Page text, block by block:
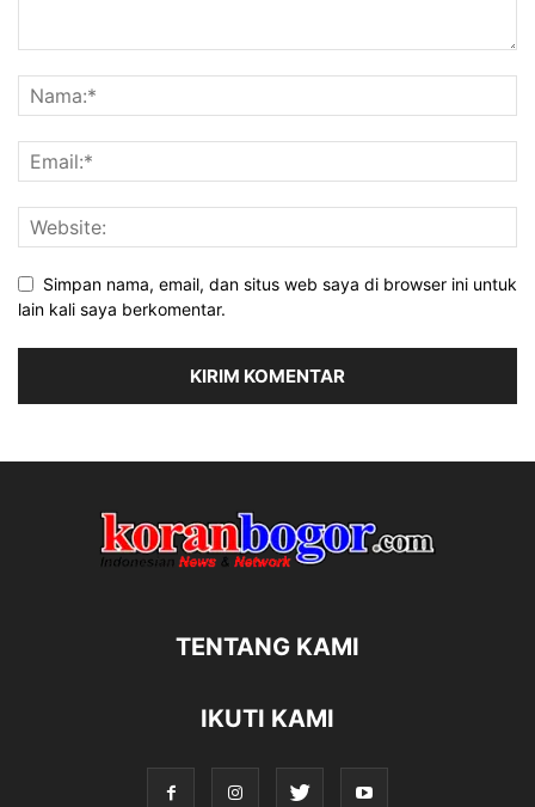
Simpan nama, email, dan situs web saya di browser ini untuk
lain kali saya berkomentar.
TENTANG KAMI
IKUTI KAMI